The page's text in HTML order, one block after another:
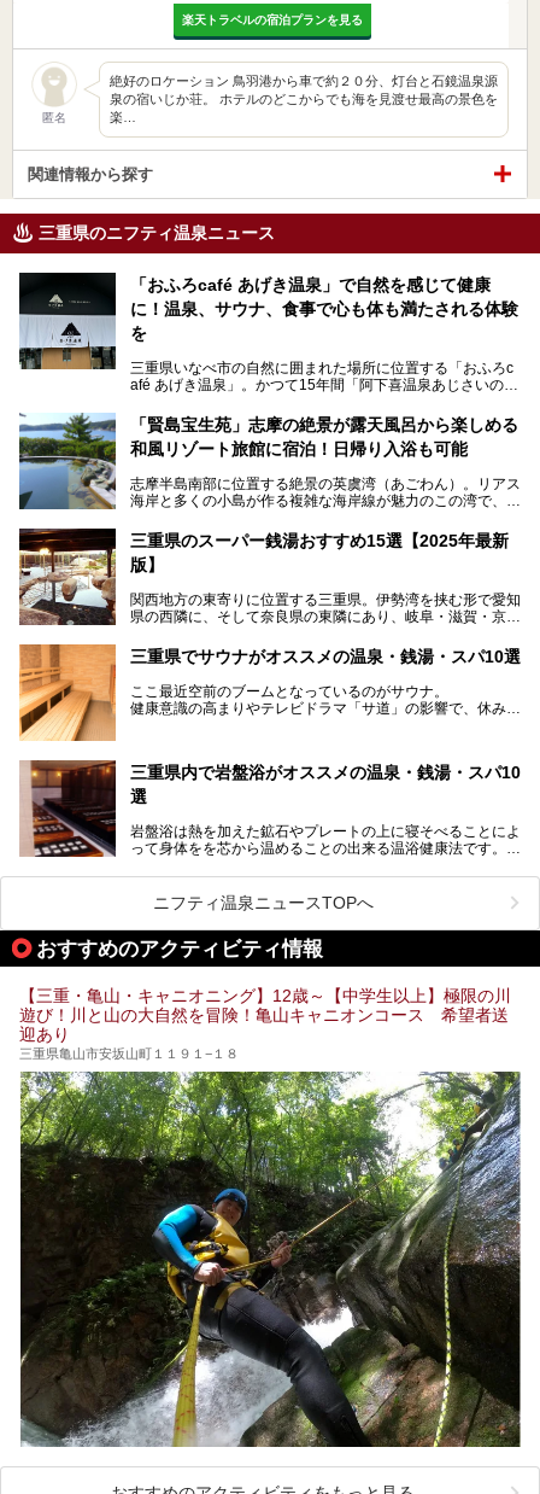
楽天トラベルの宿泊プランを見る
匿名
絶好のロケーション 鳥羽港から車で約２０分、灯台と石鏡温泉源
泉の宿いじか荘。 ホテルのどこからでも海を見渡せ最高の景色を
楽…
関連情報から探す
三重県のニフティ温泉ニュース
「おふろcafé あげき温泉」で自然を感じて健康
に！温泉、サウナ、食事で心も体も満たされる体験
を
三重県いなべ市の自然に囲まれた場所に位置する「おふろc
afé あげき温泉」。かつて15年間「阿下喜温泉あじさいの
泊が楽しめる施設として2024年4月に新しく生まれ変わりま
した！
ていた施設……。今回は、地元の方から観光客まで楽しめる
「おふろcafé あげき温泉」をじっくりご紹介していきま
「賢島宝生苑」志摩の絶景が露天風呂から楽しめる
和風リゾート旅館に宿泊！日帰り入浴も可能
志摩半島南部に位置する絶景の英虞湾（あごわん）。リアス
海岸と多くの小島が作る複雑な海岸線が魅力のこの湾で、最
らも英虞湾が一望できる人気の旅館「賢島宝生苑（かしこじ
まほうじょうえん）」をご紹介します。日帰り入浴もできま
すよ！
───
提供元：賢島宝生苑【PR】
三重県のスーパー銭湯おすすめ15選【2025年最新
版】
関西地方の東寄りに位置する三重県。伊勢湾を挟む形で愛知
県の西隣に、そして奈良県の東隣にあり、岐阜・滋賀・京
伊勢神宮を擁する伊勢志摩や、世界遺産に登録された熊野古
道をはじめ、鳥羽水族館、忍者の里・伊賀、鈴鹿サーキッ
ト、松坂牛に伊勢海老……と、観光＆グルメの宝庫です。
東からも西からも訪れやすい三重県には、ハイクオリティな
スーパー銭湯がたくさん！お風呂も食事もコスパもいい、お
三重県でサウナがオススメの温泉・銭湯・スパ10選
ここ最近空前のブームとなっているのがサウナ。
健康意識の高まりやテレビドラマ「サ道」の影響で、休みの
いサウナのある温泉や銭湯、スパをご紹介。
気軽に立ち寄れてリラックス効果の高いサウナで、日頃の疲
れをリフレッシュしませんか？
三重県内で岩盤浴がオススメの温泉・銭湯・スパ10
選
岩盤浴は熱を加えた鉱石やプレートの上に寝そべることによ
って身体をを芯から温めることの出来る温浴健康法です。じ
果だけではなく、代謝が高まり健康や美容にも良い影響が期
待できます。今回はそんな岩盤浴にこだわった、三重県内の
オススメ温泉・銭湯・スパ10ヶ所を紹介させていただきま
す。
ニフティ温泉ニュースTOPへ
おすすめのアクティビティ情報
【三重・亀山・キャニオニング】12歳～【中学生以上】極限の川
遊び！川と山の大自然を冒険！亀山キャニオンコース 希望者送
迎あり
三重県亀山市安坂山町１１９１−１８